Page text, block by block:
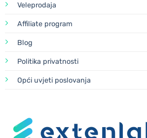
Veleprodaja
Affiliate program
Blog
Politika privatnosti
Opći uvjeti poslovanja